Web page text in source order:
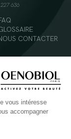
636
CONTACTER
LÉGUMES PAR JOUR -